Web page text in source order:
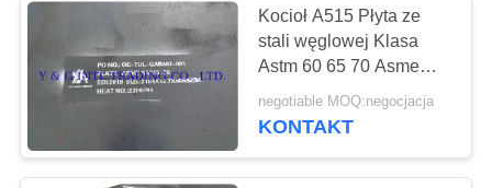
NAS
WYCIECZKA
węglowej
96
Kocioł A515 Płyta ze
stali węglowej Klasa
Astm 60 65 70 Asme
Sa515 Gr 415 450 485
negotiable MOQ:negocjacja
KONTAKT